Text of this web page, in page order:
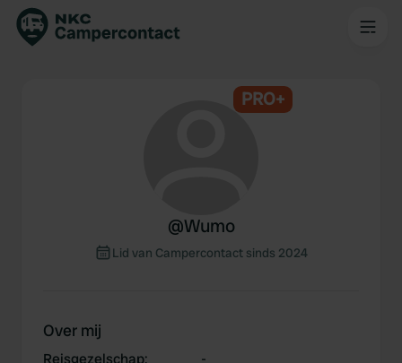
PRO+
@Wumo
Lid van Campercontact sinds 2024
Over mij
Reisgezelschap:
-